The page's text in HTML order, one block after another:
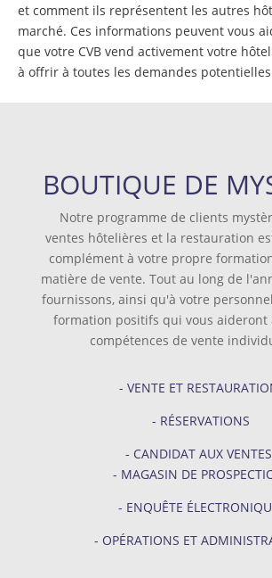
et comment ils représentent les autres
marché. Ces informations peuvent vous
que votre CVB vend activement votre
à offrir à toutes les demandes
BOUTIQUE DE
Notre programme de clients
ventes hôtelières et la restauration
complément à votre propre
matière de vente. Tout au long de
fournissons, ainsi qu'à votre
formation positifs qui vous aideront
compétences de vente
- VENTE ET
- RÉSERVATIONS
- CANDIDAT AUX VENTES
- MAGASIN DE
- ENQUÊTE
- OPÉRATIONS ET